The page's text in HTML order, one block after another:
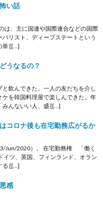
い話
は、主に国連や国際連合などの国際
リスト、ディープステートという
単 [[…]
うなるの？
飲んできた。一人の友だちを介し
を韓国料理屋で楽しんできた。年
みんないい人、盛 [[…]
コロナ後も在宅勤務広がるか
Jun/2020）。 在宅勤務権 「働く
イツ、英国、フィンランド、オラン
る [[…]
感